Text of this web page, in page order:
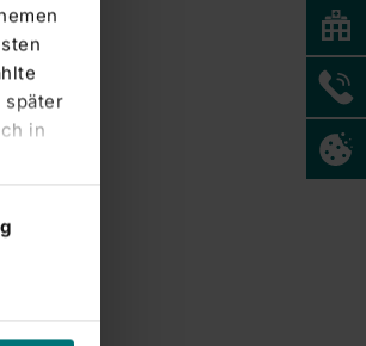
später
in